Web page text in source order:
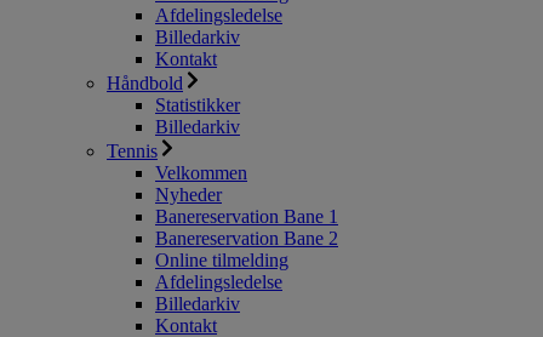
Afdelingsledelse
Billedarkiv
Kontakt
Håndbold
Statistikker
Billedarkiv
Tennis
Velkommen
Nyheder
Banereservation Bane 1
Banereservation Bane 2
Online tilmelding
Afdelingsledelse
Billedarkiv
Kontakt